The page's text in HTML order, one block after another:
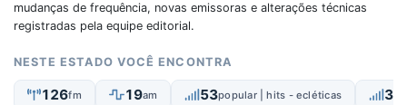
mudanças de frequência, novas emissoras e alterações técnicas
registradas pela equipe editorial.
NESTE ESTADO VOCÊ ENCONTRA
126fm 19am 53popular | hits - ecléticas 35